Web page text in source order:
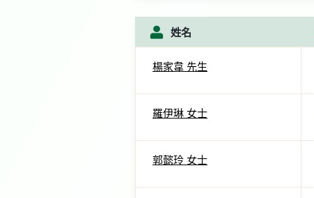
姓名
楊家韋 先生
羅伊琳 女士
郭懿玲 女士